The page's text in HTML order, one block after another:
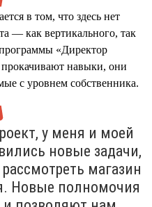
в том, что здесь нет
— как вертикального, так
«Директор
навыки, они
с уровнем собственника.
у меня и моей
новые задачи,
магазин
Новые полномочия